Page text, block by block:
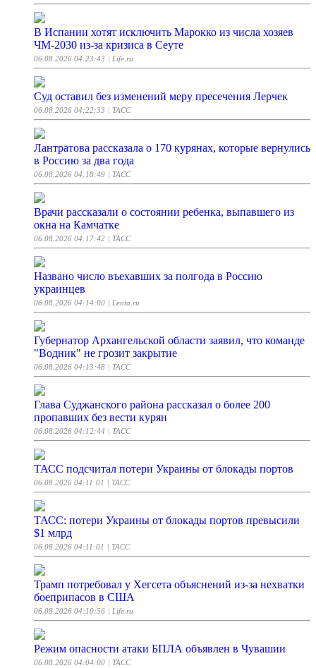
В Испании хотят исключить Марокко из числа хозяев
ЧМ-2030 из-за кризиса в Сеуте
06.08.2026 04:23:43 | Life.ru
Суд оставил без изменений меру пресечения Лерчек
06.08.2026 04:22:33 | ТАСС
Лантратова рассказала о 170 курянах, которые вернулись
в Россию за два года
06.08.2026 04:18:49 | ТАСС
Врачи рассказали о состоянии ребенка, выпавшего из
окна на Камчатке
06.08.2026 04:17:42 | ТАСС
Названо число въехавших за полгода в Россию
украинцев
06.08.2026 04:14:00 | Lenta.ru
Губернатор Архангельской области заявил, что команде
"Водник" не грозит закрытие
06.08.2026 04:13:48 | ТАСС
Глава Суджанского района рассказал о более 200
пропавших без вести курян
06.08.2026 04:12:44 | ТАСС
ТАСС подсчитал потери Украины от блокады портов
06.08.2026 04:11:01 | ТАСС
ТАСС: потери Украины от блокады портов превысили
$1 млрд
06.08.2026 04:11:01 | ТАСС
Трамп потребовал у Хегсета объяснений из-за нехватки
боеприпасов в США
06.08.2026 04:10:56 | Life.ru
Режим опасности атаки БПЛА объявлен в Чувашии
06.08.2026 04:04:00 | ТАСС